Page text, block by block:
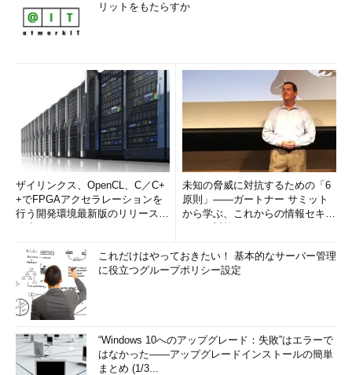
リットをもたらすか
ザイリンクス、OpenCL、C／C+
+でFPGAアクセラレーションを
行う開発環境最新版のリリースを
未知の脅威に対抗するための「6
原則」――ガートナー サミット
から学ぶ、これからの情報セキュ
これだけはやっておきたい！ 基本的なサーバー管理
に役立つグループポリシー設定
“Windows 10へのアップグレード：失敗”はエラーで
はなかった――アップグレードインストールの簡単
まとめ (1/3...